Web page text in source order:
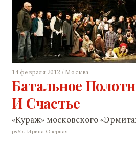
14 февраля 2012 / Москва
Батальное
И Счастье
«Кураж» московского
ps65. Ирина Озёрная